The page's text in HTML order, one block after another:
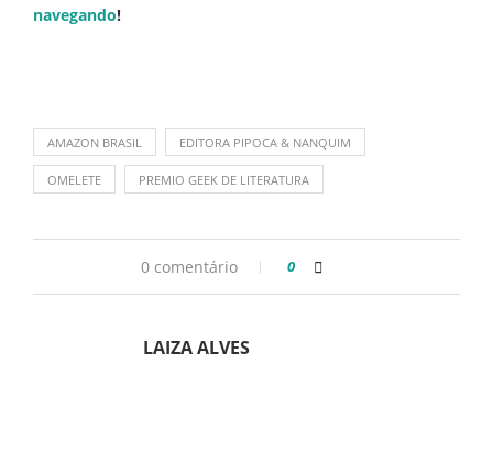
navegando!
AMAZON BRASIL EDITORA PIPOCA & NANQUIM
OMELETE PREMIO GEEK DE LITERATURA
0 comentário 0
LAIZA ALVES